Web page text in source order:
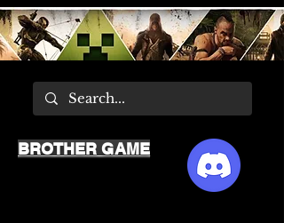
BROTHER GAME